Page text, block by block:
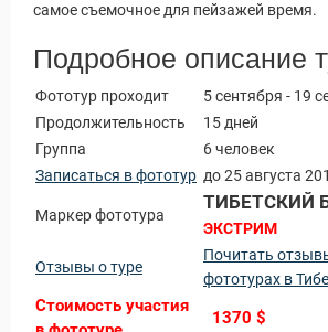
самое съемочное для пейзажей время.
Подробное описание
Фототур проходит
5 сентября - 19
Продолжительность
15 дней
Группа
6 человек
Записаться в фототур до 25 августа
Маркер фототура
ТИБЕТСКИЙ
ЭКСТРИМ
Отзывы о туре
Почитать
фототурах в
Стоимость участия
1370 $